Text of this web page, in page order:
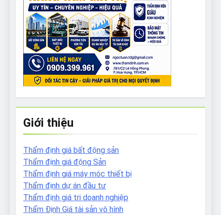
Giới thiệu
Thẩm định giá bất động sản
Thẩm định giá động Sản
Thẩm định giá máy móc thiết bị
Thẩm định dự án đầu tư
Thẩm định giá tri doanh nghiệp
Thẩm Định Giá tài sản vô hình